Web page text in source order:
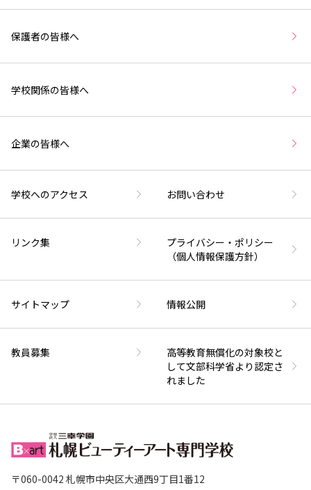
保護者の皆様へ
学校関係の皆様へ
企業の皆様へ
学校へのアクセス お問い合わせ
リンク集
プライバシー・ポリシー
（個人情報保護方針）
サイトマップ 情報公開
教員募集
高等教育無償化の対象校と
して文部科学省より認定さ
れました
〒060-0042 札幌市中央区大通西9丁目1番12